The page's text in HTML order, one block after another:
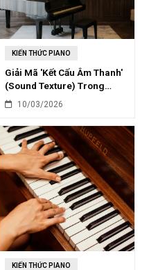
KIẾN THỨC PIANO
Giải Mã 'Kết Cấu Âm Thanh'
(Sound Texture) Trong
Piano Đương Đại
10/03/2026
KIẾN THỨC PIANO